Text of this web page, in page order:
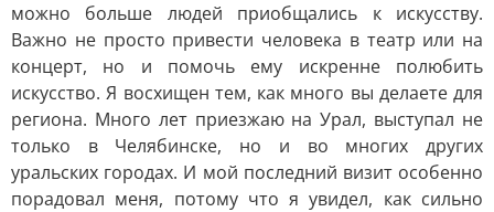
можно больше людей приобщались к искусству.
Важно не просто привести человека в театр или на
концерт, но и помочь ему искренне полюбить
искусство. Я восхищен тем, как много вы делаете для
региона. Много лет приезжаю на Урал, выступал не
только в Челябинске, но и во многих других
уральских городах. И мой последний визит особенно
порадовал меня, потому что я увидел, как сильно